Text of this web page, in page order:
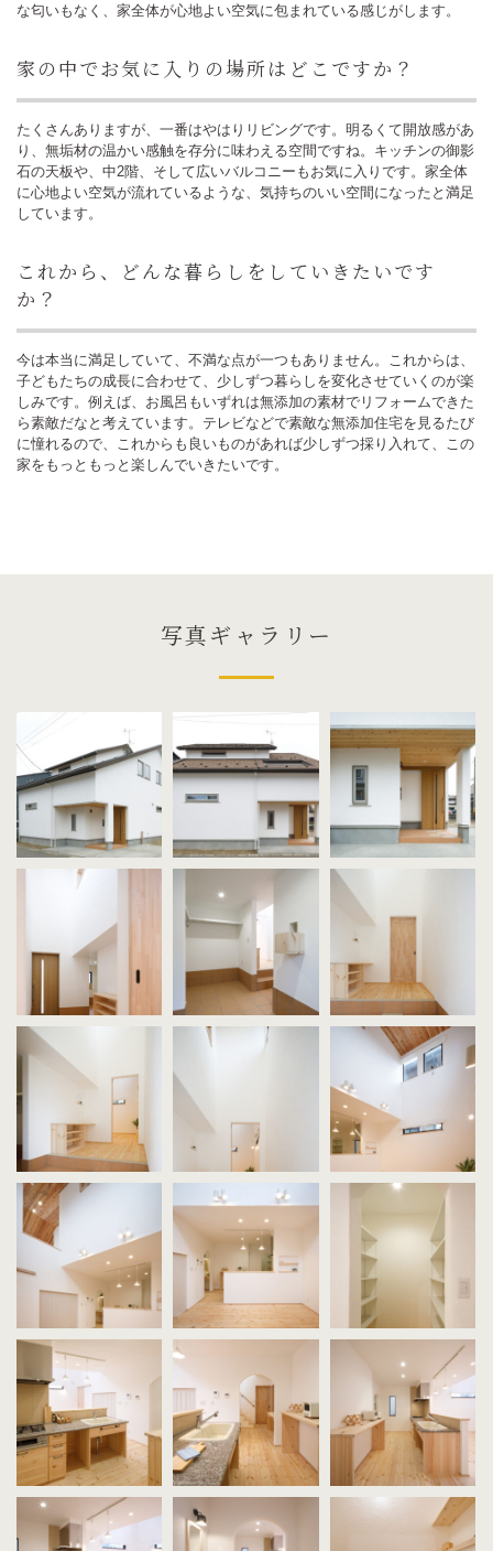
な匂いもなく、家全体が心地よい空気に包まれている感じがします。
家の中でお気に入りの場所はどこですか？
たくさんありますが、一番はやはりリビングです。明るくて開放感があ
り、無垢材の温かい感触を存分に味わえる空間ですね。キッチンの御影
石の天板や、中2階、そして広いバルコニーもお気に入りです。家全体
に心地よい空気が流れているような、気持ちのいい空間になったと満足
しています。
これから、どんな暮らしをしていきたいです
か？
今は本当に満足していて、不満な点が一つもありません。これからは、
子どもたちの成長に合わせて、少しずつ暮らしを変化させていくのが楽
しみです。例えば、お風呂もいずれは無添加の素材でリフォームできた
ら素敵だなと考えています。テレビなどで素敵な無添加住宅を見るたび
に憧れるので、これからも良いものがあれば少しずつ採り入れて、この
家をもっともっと楽しんでいきたいです。
写真ギャラリー